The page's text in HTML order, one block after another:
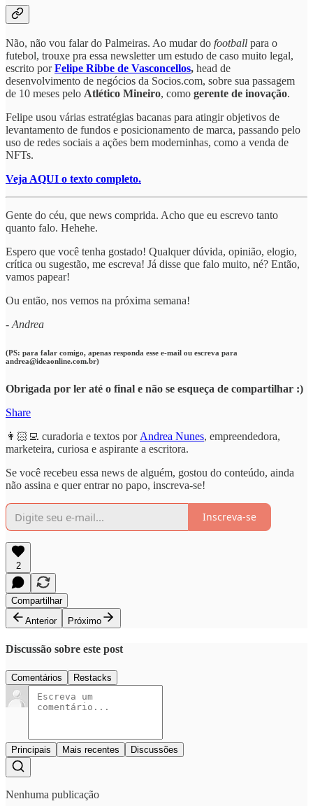
Não, não vou falar do Palmeiras. Ao mudar do football para o
futebol, trouxe pra essa newsletter um estudo de caso muito legal,
escrito porFelipe Ribbe de Vasconcellos, head de
desenvolvimento de negócios da Socios.com, sobre sua passagem
de 10 meses pelo Atlético Mineiro, como gerente de inovação.
Felipe usou várias estratégias bacanas para atingir objetivos de
levantamento de fundos e posicionamento de marca, passando pelo
uso de redes sociais a ações bem moderninhas, como a venda de
NFTs.
Veja AQUI o texto completo.
Gente do céu, que news comprida. Acho que eu escrevo tanto
quanto falo. Hehehe.
Espero que você tenha gostado! Qualquer dúvida, opinião, elogio,
crítica ou sugestão, me escreva! Já disse que falo muito, né? Então,
vamos papear!
Ou então, nos vemos na próxima semana!
- Andrea
(PS: para falar comigo, apenas responda esse e-mail ou escreva para
andrea@ideaonline.com.br)
Obrigada por ler até o final e não se esqueça de compartilhar :)
Share
👩🏻‍💻 curadoria e textos por Andrea Nunes, empreendedora,
marketeira, curiosa e aspirante a escritora.
Se você recebeu essa news de alguém, gostou do conteúdo, ainda
não assina e quer entrar no papo, inscreva-se!
Inscreva-se
2
Compartilhar
Anterior
Próximo
Discussão sobre este post
Comentários Restacks
Principais Mais recentes Discussões
Nenhuma publicação